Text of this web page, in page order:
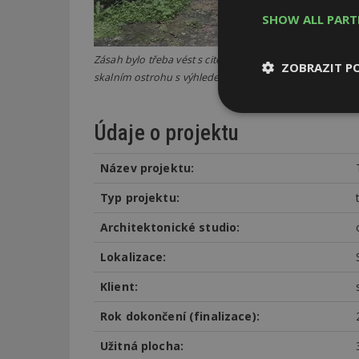
Zásah bylo třeba vést s citem. Ruiny se nacházely v
skalním ostrohu s výhledem na údolí řeky Vez. Foto:
Údaje o projektu
Název projektu:
Typ projektu:
Architektonické studio:
Lokalizace:
Klient:
Rok dokončení (finalizace):
Užitná plocha:
SHOW ALL
ZOBRAZIT
Nezbytně
Webové stránky